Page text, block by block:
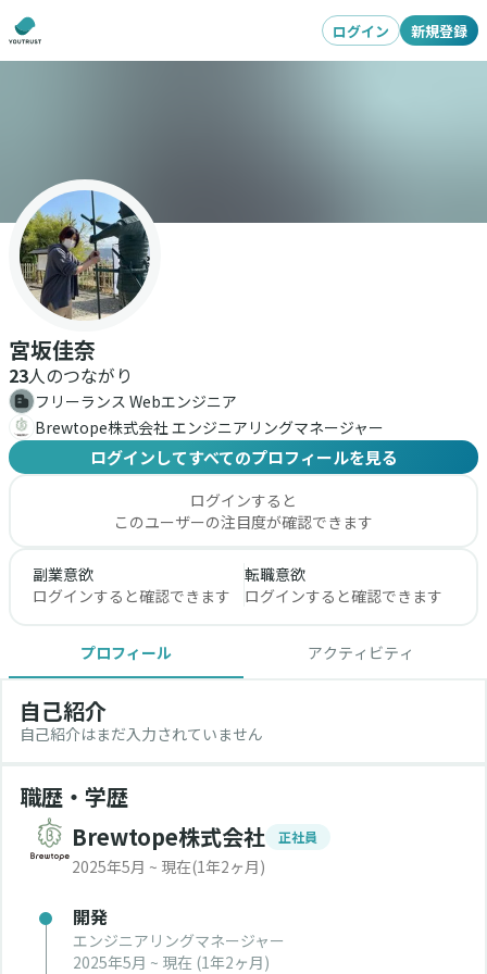
ログイン 新規登録
宮坂佳奈
23人のつながり
フリーランス Webエンジニア
Brewtope株式会社 エンジニアリングマネージャー
ログインしてすべてのプロフィールを見る
ログインすると
このユーザーの注目度が確認できます
副業意欲
ログインすると確認できます
転職意欲
ログインすると確認できます
プロフィール アクティビティ
自己紹介
自己紹介はまだ入力されていません
職歴・学歴
Brewtope株式会社
正社員
2025年5月 ~ 現在(1年2ヶ月)
開発
エンジニアリングマネージャー
2025年5月 ~ 現在 (1年2ヶ月)